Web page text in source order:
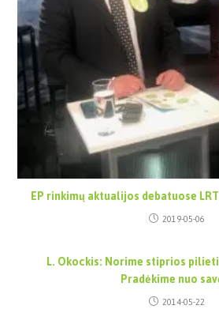
EP rinkimų aktualijos debatuose
2019-05-06
L. Okockis: Norime stiprios
Pradėkime nuo
2014-05-22